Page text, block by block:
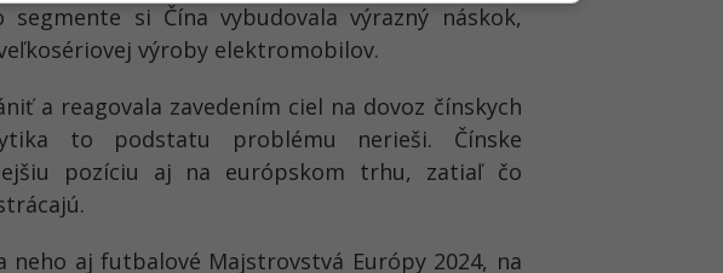
si Čína vybudovala výrazný náskok,
výroby elektromobilov.
a reagovala zavedením ciel na dovoz čínskych
to podstatu problému nerieši. Čínske
pozíciu aj na európskom trhu, zatiaľ čo
aj futbalové Majstrovstvá Európy 2024, na